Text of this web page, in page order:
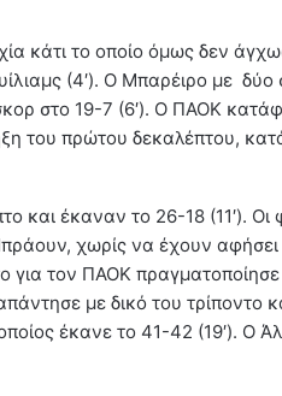
κάτι το οποίο όμως δεν
(4′). Ο Μπαρέιρο με
στο 19-7 (6′). Ο ΠΑΟΚ
του πρώτου δεκαλέπτου,
και έκαναν το 26-18 (11′). Οι
χωρίς να έχουν
για τον ΠΑΟΚ
με δικό του τρίποντο
έκανε το 41-42 (19′). Ο